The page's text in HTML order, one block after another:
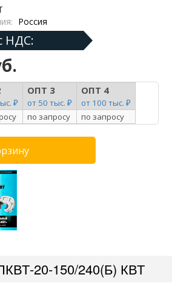
Россия
НДС:
₽
ОПТ 3
от 50 тыс. ₽
ОПТ 4
от 100 тыс. ₽
по запросу по запросу
20-150/240(Б) КВТ